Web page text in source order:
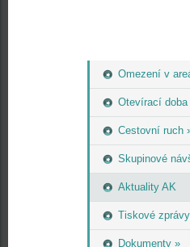
Omezení v
Otevírací
Cestovní ruch
Skupinové
Aktuality AK
Tiskové
Dokumenty »